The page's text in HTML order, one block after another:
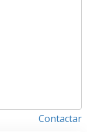
Contactar